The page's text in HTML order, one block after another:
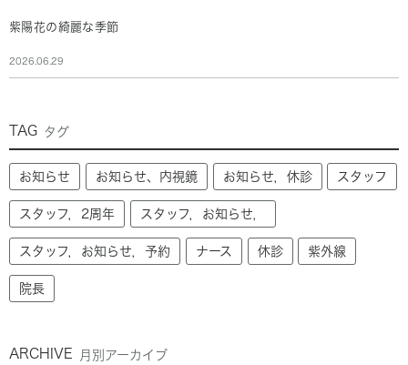
紫陽花の綺麗な季節
2026.06.29
TAG タグ
お知らせ お知らせ、内視鏡 お知らせ，休診 スタッフ
スタッフ，2周年 スタッフ，お知らせ，
スタッフ，お知らせ，予約 ナース 休診 紫外線
院長
ARCHIVE 月別アーカイブ